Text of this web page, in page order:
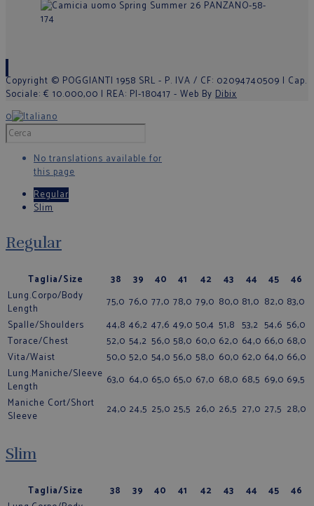
Copyright © POGGIANTI 1958 SRL - P. IVA / CF: 02094740509 | Cap.
Sociale: € 10.000,00 | REA: PI-180417 - Web By Dibix
0
No translations available for
this page
Regular
Slim
Regular
Taglia/Size 38 39 40 41 42 43 44 45
46
Lung.Corpo/Body
Length
75,0 76,0 77,0 78,0 79,0 80,0 81,0 82,0 83,0
Spalle/Shoulders
44,8 46,2 47,6 49,0 50,4 51,8 53,2 54,6 56,0
Torace/Chest
52,0 54,2 56,0 58,0 60,0 62,0 64,0 66,0 68,0
Vita/Waist
50,0 52,0 54,0 56,0 58,0 60,0 62,0 64,0 66,0
Lung.Maniche/Sleeve
Length
63,0 64,0 65,0 65,0 67,0 68,0 68,5 69,0 69,5
Maniche Cort/Short
Sleeve
24,0 24,5 25,0 25,5 26,0 26,5 27,0 27,5 28,0
Slim
Taglia/Size 38 39 40 41 42 43 44 45
46